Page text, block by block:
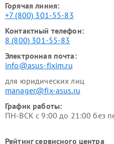
Горячая линия:
+7 (800) 301-55-83
Контактный телефон:
8 (800) 301-55-83
Электронная почта:
info@asus-fixim.ru
для юридических лиц
manager@fix-asus.ru
График работы:
ПН-ВСК с 9:00 до 21:00 без
Рейтинг сервисного центра